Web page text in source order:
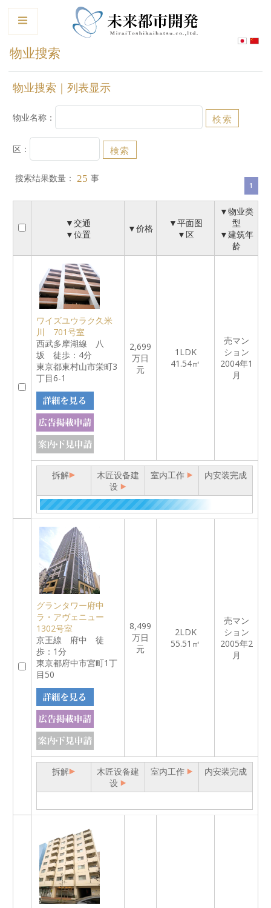
物业搜索
物业搜索｜列表显示
物业名称：
区：
搜索结果数量： 25 事
1
▼交通
▼位置
▼价格
▼平面图
▼区
▼物业类
型
▼建筑年
龄
ワイズユウラク久米
川 701号室
西武多摩湖線 八
坂 徒歩：4分
東京都東村山市栄町3
丁目6-1
2,699
万日
元
1LDK
41.54㎡
売マン
ション
2004年1
月
拆解
木匠设备建
设
室内工作 内安装完成
グランタワー府中
ラ・アヴェニュー
1302号室
京王線 府中 徒
歩：1分
東京都府中市宮町1丁
目50
8,499
万日
元
2LDK
55.51㎡
売マン
ション
2005年2
月
拆解
木匠设备建
设
室内工作 内安装完成